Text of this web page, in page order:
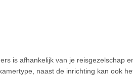
is afhankelijk van je reisgezelschap
naast de inrichting kan ook